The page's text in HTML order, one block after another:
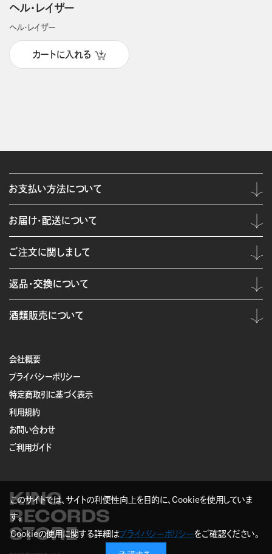
ヘル・レイザー
ヘル・レイザー
カートに入れる
会社概要
プライバシーポリシー
特定商取引に基づく表示
利用規約
お問い合わせ
ご利用ガイド
KING
RECORDS
STORE
お支払い方法について
お届け・配送について
ご注文に関しまして
返品・交換について
酒類販売について
このサイトでは、サイトの利便性向上を目的に、Cookieを使用していま
す。
Cookieの使用に関する詳細はプライバシーポリシーをご確認ください。